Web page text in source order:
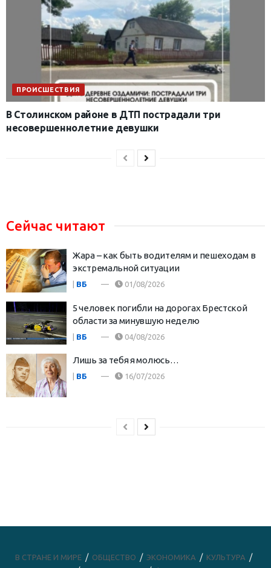
ПРОИСШЕСТВИЯ
В Столинском районе в ДТП пострадали три
несовершеннолетние девушки
Сейчас читают
Жара – как быть водителям и пешеходам в
экстремальной ситуации
ВБ 01/08/2026
5 человек погибли на дорогах Брестской
области за минувшую неделю
| ВБ 04/08/2026
Лишь за тебя я молюсь…
ВБ 16/07/2026
В СТРАНЕ И МИРЕ ОБЩЕСТВО ЭКОНОМИКА
КУЛЬТУРА